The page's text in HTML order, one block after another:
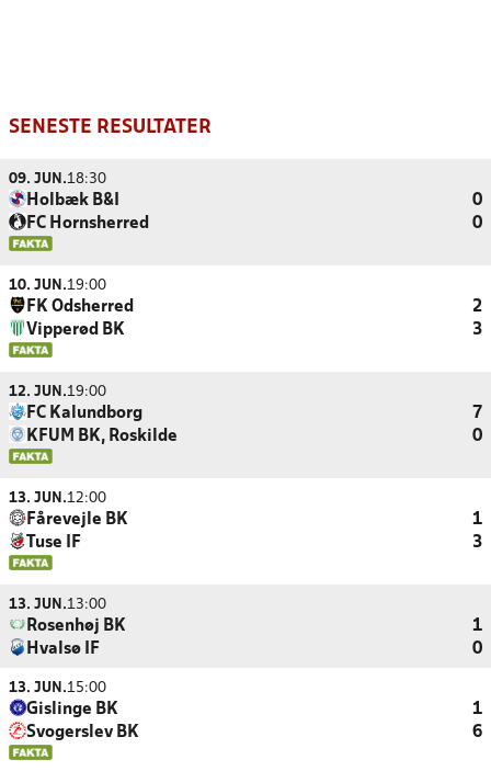
SENESTE RESULTATER
09. JUN.18:30
Holbæk B&I
0
FC Hornsherred
0
10. JUN.19:00
FK Odsherred
2
Vipperød BK
3
12. JUN.19:00
FC Kalundborg
7
KFUM BK, Roskilde
0
13. JUN.12:00
Fårevejle BK
1
Tuse IF
3
13. JUN.13:00
Rosenhøj BK
1
Hvalsø IF
0
13. JUN.15:00
Gislinge BK
1
Svogerslev BK
6